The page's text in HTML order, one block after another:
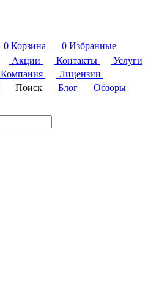
0 Корзина 0 Избранные
Акции Контакты
Услуги
Компания
Лицензии
Поиск Блог
Обзоры